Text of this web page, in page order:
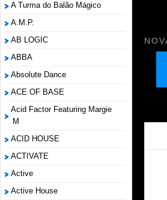
A Turma do Balão Mágico
A.M.P.
AB LOGIC
ABBA
Absolute Dance
ACE OF BASE
Acid Factor Featuring Margie
M
ACID HOUSE
ACTIVATE
Active
Active House